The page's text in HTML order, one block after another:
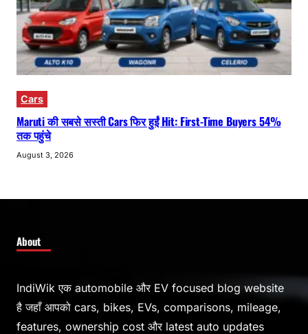
Cars
Maruti की सबसे सस्ती Cars फिर हुईं Hit: First-Time Buyers 54%
तक पहुंचे
August 3, 2026
About
IndiWik एक automobile और EV focused blog website
है जहाँ आपको cars, bikes, EVs, comparisons, mileage,
features, ownership cost और latest auto updates